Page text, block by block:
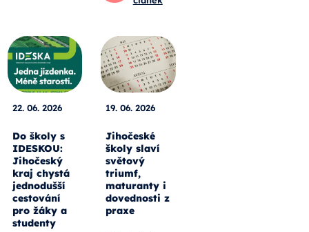
22. 06. 2026
Do školy s
IDESKOU:
Jihočeský
kraj chystá
jednodušší
cestování
pro žáky a
studenty
19. 06. 2026
Jihočeské
školy slaví
světový
triumf,
maturanty i
dovednosti z
praxe